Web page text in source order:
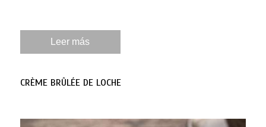
Leer más
CRÈME BRÛLÉE DE LOCHE